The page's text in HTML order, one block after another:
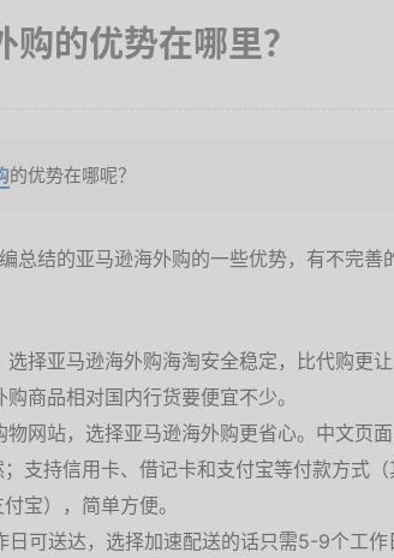
购的优势在哪里？
的优势在哪呢？
总结的亚马逊海外购的一些优势，有不完善
择亚马逊海外购海淘安全稳定，比代购更让
商品相对国内行货要便宜不少。
物网站，选择亚马逊海外购更省心。中文页
支持信用卡、借记卡和支付宝等付款方式
宝），简单方便。
日可送达，选择加速配送的话只需5-9个工